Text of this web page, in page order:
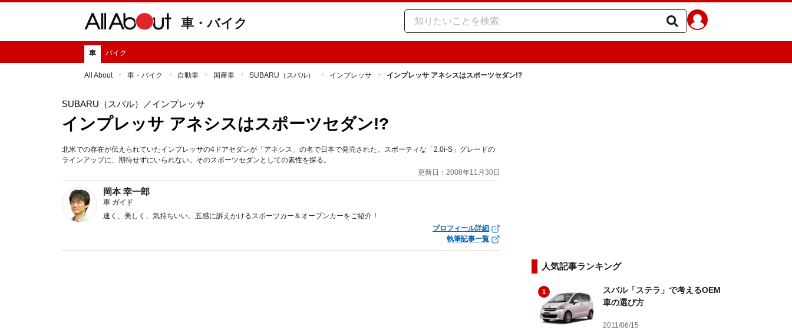
車・バイク
車 バイク
All About 車・バイク 自動車 国産車 SUBARU（スバル） インプレッサ インプレッサ アネシスはスポーツセダン!?
SUBARU（スバル） ／インプレッサ
インプレッサ アネシスはスポーツセダン!?
北米での存在が伝えられていたインプレッサの4ドアセダンが「アネシス」の名で日本で発売された。スポーティな「2.0i-S」グレードの
ラインアップに、期待せずにいられない。そのスポーツセダンとしての素性を探る。
更新日：2008年11月30日
岡本 幸一郎
車 ガイド
速く、美しく、気持ちいい。五感に訴えかけるスポーツカー＆オープンカーをご紹介！
プロフィール詳細
執筆記事一覧
人気記事ランキング
1
スバル「ステラ」で考えるOEM
車の選び方
2011/06/15